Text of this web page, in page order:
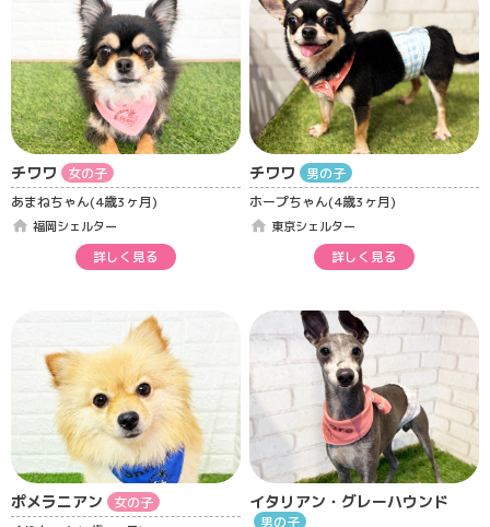
チワワ
女の子
あまねちゃん(4歳3ヶ月)
home 福岡シェルター
詳しく見る
チワワ
男の子
ホープちゃん(4歳3ヶ月)
home 東京シェルター
詳しく見る
ポメラニアン
女の子
イタリアン・グレーハウンド
男の子